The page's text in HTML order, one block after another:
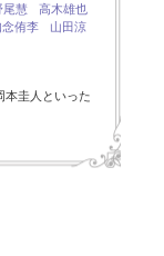
尾慧
高木雄也
念侑李
山田涼
本圭人といった